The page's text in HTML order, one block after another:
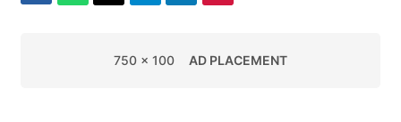
750 x 100 AD PLACEMENT